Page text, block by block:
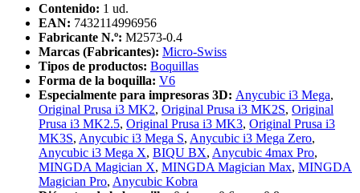
Contenido: 1 ud.
EAN: 7432114996956
Fabricante N.º: M2573-0.4
Marcas (Fabricantes): Micro-Swiss
Tipos de productos: Boquillas
Forma de la boquilla: V6
Especialmente para impresoras 3D: Anycubic i3 Mega,
Original Prusa i3 MK2, Original Prusa i3 MK2S, Original
Prusa i3 MK2.5, Original Prusa i3 MK3, Original Prusa i3
MK3S, Anycubic i3 Mega S, Anycubic i3 Mega Zero,
Anycubic i3 Mega X, BIQU BX, Anycubic 4max Pro,
MINGDA Magician X, MINGDA Magician Max, MINGDA
Magician Pro, Anycubic Kobra